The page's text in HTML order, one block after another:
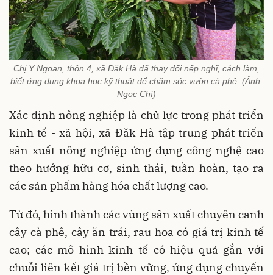
Chị Y Ngoan, thôn 4, xã Đăk Hà đã thay đổi nếp nghĩ, cách làm,
biết ứng dụng khoa học kỹ thuật để chăm sóc vườn cà phê. (Ảnh:
Ngọc Chí)
Xác định nông nghiệp là chủ lực trong phát triển
kinh tế - xã hội, xã Đăk Hà tập trung phát triển
sản xuất nông nghiệp ứng dụng công nghệ cao
theo hướng hữu cơ, sinh thái, tuần hoàn, tạo ra
các sản phẩm hàng hóa chất lượng cao.
Từ đó, hình thành các vùng sản xuất chuyên canh
cây cà phê, cây ăn trái, rau hoa có giá trị kinh tế
cao; các mô hình kinh tế có hiệu quả gắn với
chuỗi liên kết giá trị bền vững, ứng dụng chuyển